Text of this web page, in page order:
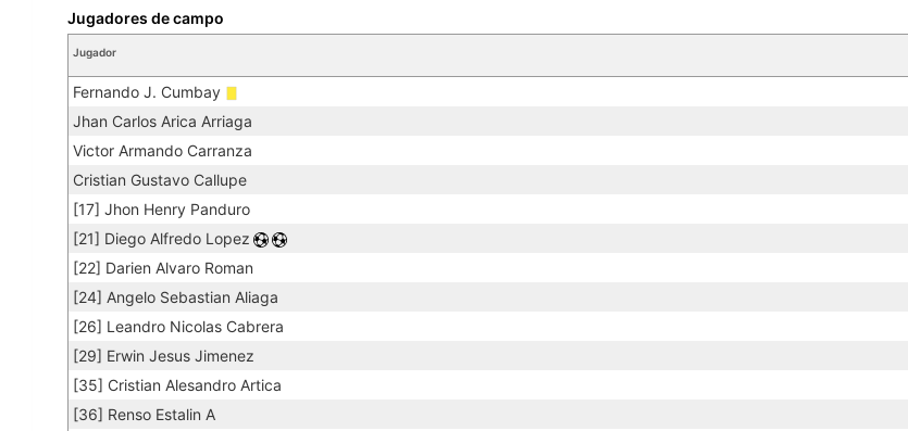
Jugador
Fernando J. Cumbay
Jhan Carlos Arica Arriaga
Victor Armando Carranza
Cristian Gustavo Callupe
[17] Jhon Henry Panduro
[21] Diego Alfredo Lopez
[22] Darien Alvaro Roman
[24] Angelo Sebastian Aliaga
[26] Leandro Nicolas Cabrera
[29] Erwin Jesus Jimenez
[35] Cristian Alesandro Artica
[36] Renso Estalin A
Jugadores de campo